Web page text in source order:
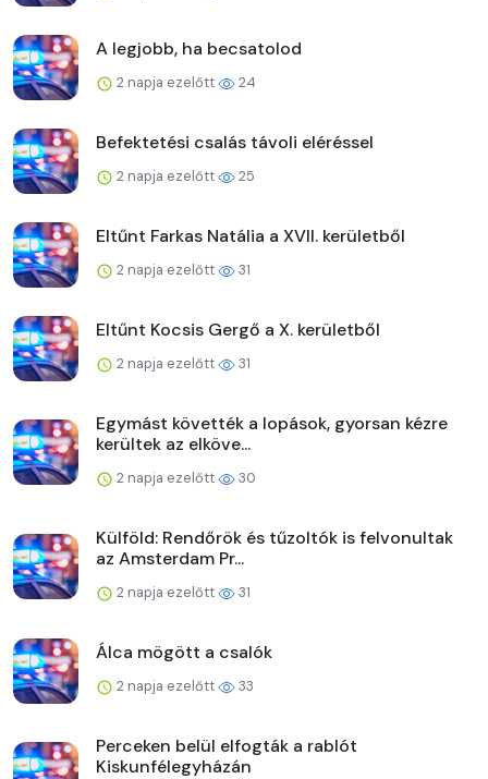
A legjobb, ha becsatolod
2 napja ezelőtt 24
Befektetési csalás távoli eléréssel
2 napja ezelőtt 25
Eltűnt Farkas Natália a XVII. kerületből
2 napja ezelőtt 31
Eltűnt Kocsis Gergő a X. kerületből
2 napja ezelőtt 31
Egymást követték a lopások, gyorsan kézre
kerültek az elköve...
2 napja ezelőtt 30
Külföld: Rendőrök és tűzoltók is felvonultak
az Amsterdam Pr...
2 napja ezelőtt 31
Álca mögött a csalók
2 napja ezelőtt 33
Perceken belül elfogták a rablót
Kiskunfélegyházán